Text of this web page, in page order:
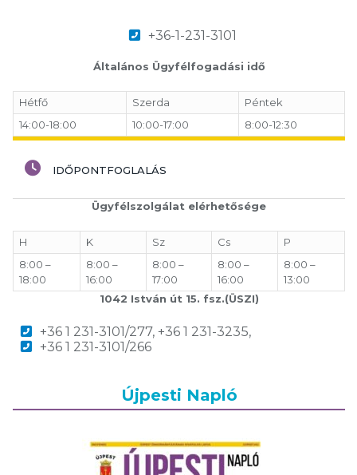
+36-1-231-3101
Általános Ügyfélfogadási idő
Hétfő Szerda
Péntek
14:00-18:00
10:00-17:00 8:00-12:30
IDŐPONTFOGLALÁS
Ügyfélszolgálat elérhetősége
H K Sz Cs
P
8:00 –
18:00
8:00 –
16:00
8:00 –
17:00
8:00 –
16:00
8:00 –
13:00
1042 István út 15. fsz.(ÜSZI)
+36 1 231-3101/277, +36 1 231-3235,
+36 1 231-3101/266
Újpesti Napló